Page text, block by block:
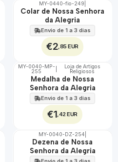
🇵🇹
MY-0440-fio-249
Colar de Nossa Senhora
da Alegria
Envio de 1 a 3 dias
€2 ,85 EUR
🇵🇹
100%
MY-0040-MP-
255
Loja de Artigos
Religiosos
Medalha de Nossa
Senhora da Alegria
Envio de 1 a 3 dias
€1 ,42 EUR
🇵🇹
100%
MY-0040-DZ-254
Dezena de Nossa
Senhora da Alegria